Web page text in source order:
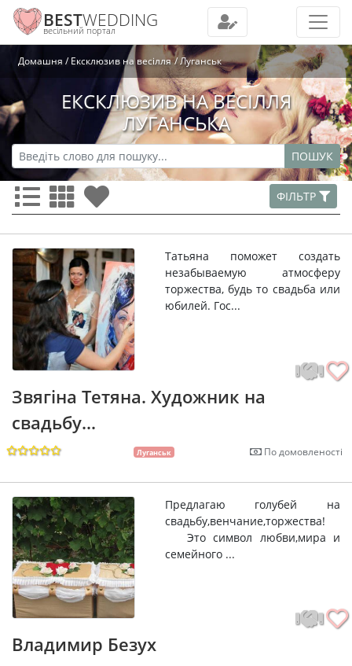
BESTWEDDING
весільний портал
Домашня Ексклюзив на весілля Луганськ
ЕКСКЛЮЗИВ НА ВЕСІЛЛЯ
ЛУГАНСЬКА
ПОШУК
ФІЛЬТР
Татьяна поможет создать
незабываемую атмосферу
торжества, будь то свадьба или
юбилей. Гос...
Звягіна Тетяна. Художник на
свадьбу...
Луганськ По домовленості
Предлагаю голубей на
свадьбу,венчание,торжества!
Это символ любви,мира и
семейного ...
Владимир Безух